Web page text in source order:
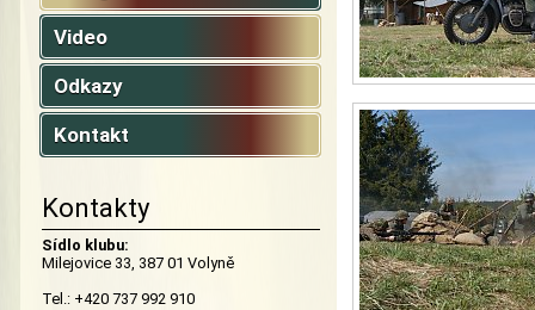
Video
Odkazy
Kontakt
Kontakty
Sídlo klubu:
Milejovice 33, 387 01 Volyně
Tel.: +420 737 992 910